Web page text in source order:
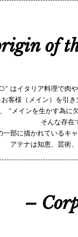
of
はイタリア料理で肉
客様（メイン）を引き
“メインを生かす為に
そんな存在
一部に描かれているキ
アテナは知恵、芸術
–